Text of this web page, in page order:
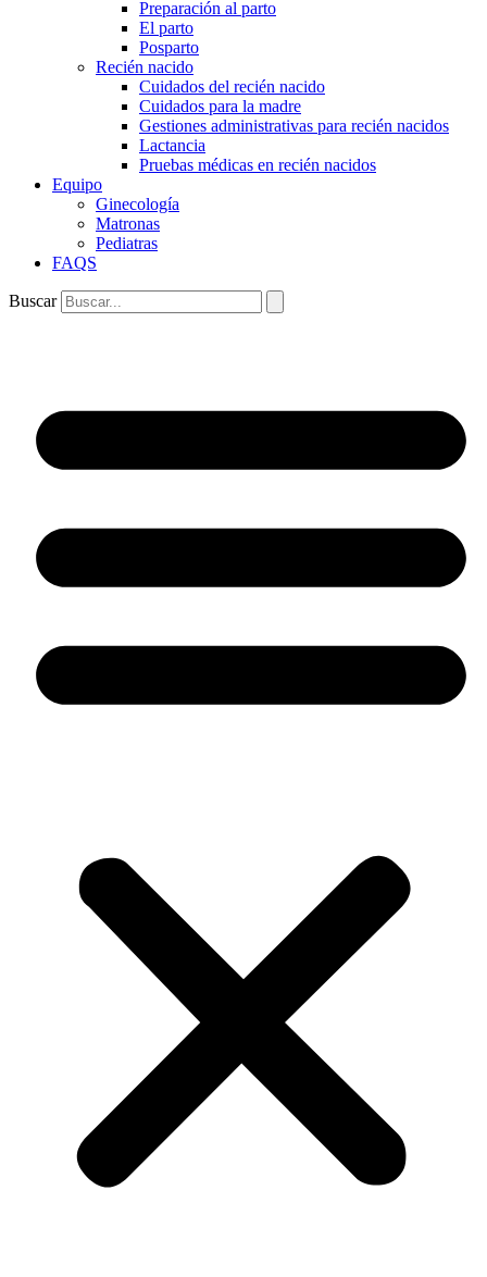
Preparación al parto
El parto
Posparto
Recién nacido
Cuidados del recién nacido
Cuidados para la madre
Gestiones administrativas para recién nacidos
Lactancia
Pruebas médicas en recién nacidos
Equipo
Ginecología
Matronas
Pediatras
FAQS
Buscar